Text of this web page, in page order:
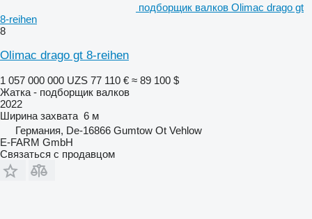
подборщик валков Olimac drago gt
8-reihen
8
Olimac drago gt 8-reihen
1 057 000 000 UZS 77 110 € ≈ 89 100 $
Жатка - подборщик валков
2022
Ширина захвата 6 м
Германия, De-16866 Gumtow Ot Vehlow
E-FARM GmbH
Связаться с продавцом